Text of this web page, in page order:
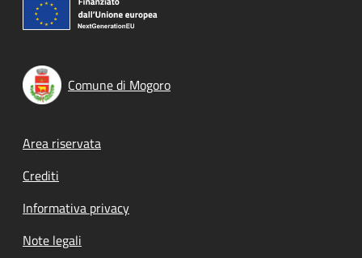
Comune di Mogoro
Footer menu
Area riservata
Crediti
Informativa privacy
Note legali